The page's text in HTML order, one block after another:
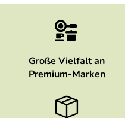
Große Vielfalt an
Premium-Marken